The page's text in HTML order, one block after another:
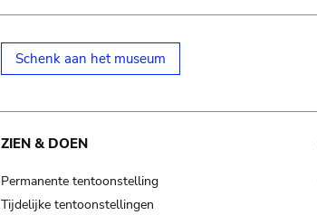
Schenk aan het museum
ZIEN & DOEN
Permanente tentoonstelling
Tijdelijke tentoonstellingen